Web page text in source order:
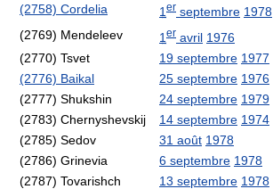
(2758) Cordelia
1 er septembre 1978
(2769) Mendeleev
1 er avril 1976
(2770) Tsvet
19 septembre 1977
(2776) Baikal
25 septembre 1976
(2777) Shukshin
24 septembre 1979
(2783) Chernyshevskij
14 septembre 1974
(2785) Sedov
31 août 1978
(2786) Grinevia
6 septembre 1978
(2787) Tovarishch
13 septembre 1978